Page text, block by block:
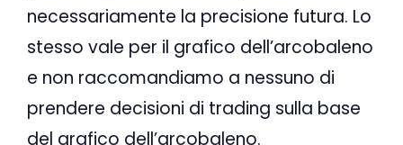
necessariamente la precisione futura. Lo
stesso vale per il grafico dell’arcobaleno
e non raccomandiamo a nessuno di
prendere decisioni di trading sulla base
del grafico dell’arcobaleno.